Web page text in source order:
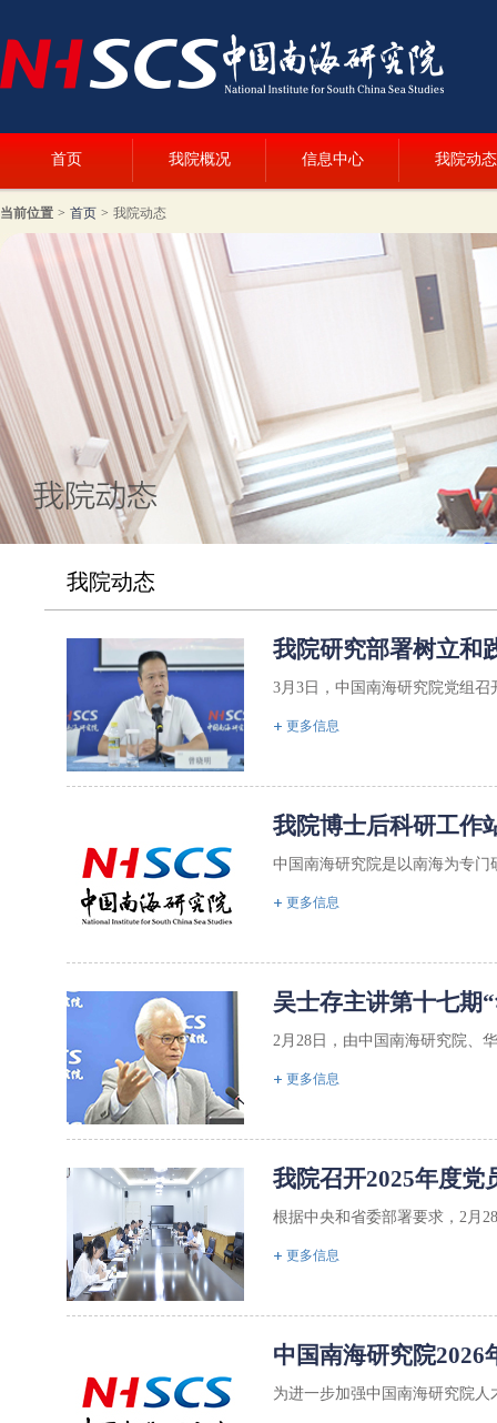
首页 我院概况 信息中心 我院动态
当前位置 > 首页 > 我院动态
我院动态
我院研究部署树立和
3月3日，中国南海研究院党组
更多信息
我院博士后科研工作
中国南海研究院是以南海为专
更多信息
吴士存主讲第十七期
2月28日，由中国南海研究院、
更多信息
我院召开2025年度党
根据中央和省委部署要求，2月
更多信息
中国南海研究院2026
为进一步加强中国南海研究院